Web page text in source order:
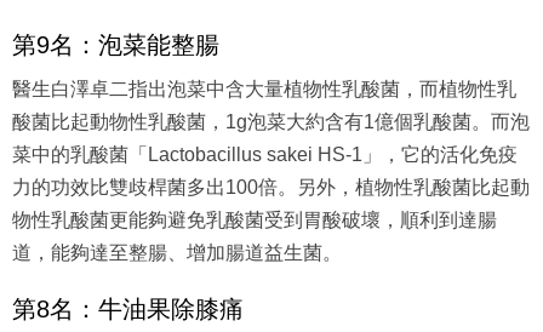
第9名：泡菜能整腸
醫生白澤卓二指出泡菜中含大量植物性乳酸菌，而植物性乳
酸菌比起動物性乳酸菌，1g泡菜大約含有1億個乳酸菌。而泡
菜中的乳酸菌「Lactobacillus sakei HS-1」，它的活化免疫
力的功效比雙歧桿菌多出100倍。另外，植物性乳酸菌比起動
物性乳酸菌更能夠避免乳酸菌受到胃酸破壞，順利到達腸
道，能夠達至整腸、增加腸道益生菌。
第8名：牛油果除膝痛